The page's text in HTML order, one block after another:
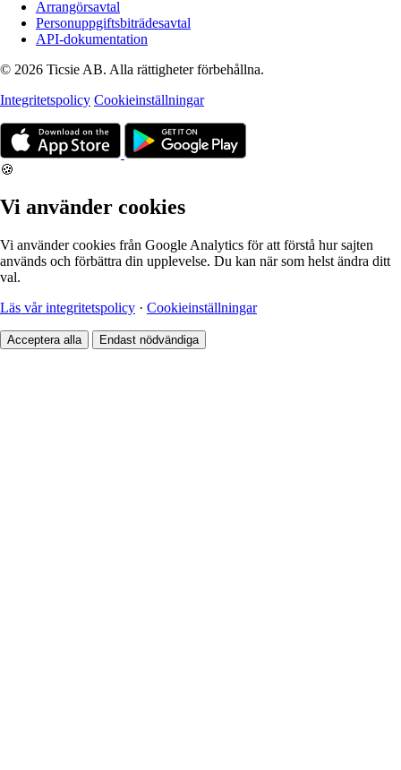
Arrangörsavtal
Personuppgiftsbiträdesavtal
API-dokumentation
© 2026 Ticsie AB. Alla rättigheter förbehållna.
Integritetspolicy Cookieinställningar
🍪
Vi använder cookies
Vi använder cookies från Google Analytics för att förstå hur sajten
används och förbättra din upplevelse. Du kan när som helst ändra ditt
val.
Läs vår integritetspolicy · Cookieinställningar
Acceptera alla Endast nödvändiga